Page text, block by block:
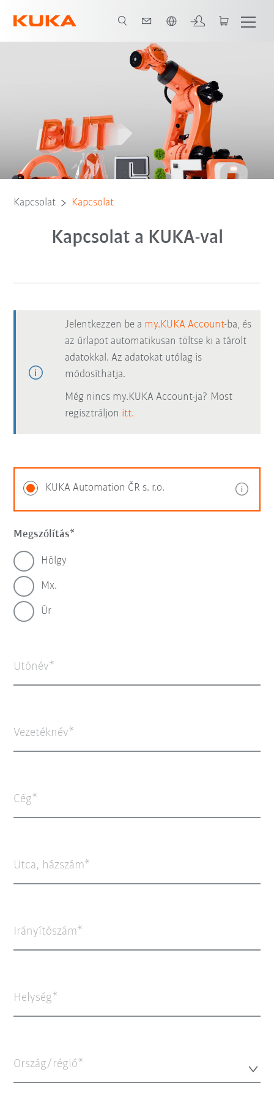
Kapcsolat Kapcsolat
Kapcsolat a KUKA-val
Jelentkezzen be a my.KUKA Account-ba, és
az űrlapot automatikusan töltse ki a tárolt
adatokkal. Az adatokat utólag is
módosíthatja.
Még nincs my.KUKA Account-ja? Most
regisztráljon itt.
KUKA Automation ČR s. r.o.
Megszólítás
Hölgy
Mx.
Úr
Utónév
Vezetéknév
Cég
Utca, házszám
Irányítószám
Helység
Ország/régió*